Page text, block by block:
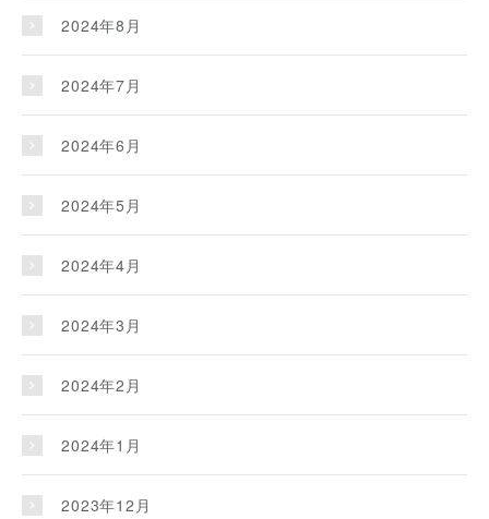
2024年8月
2024年7月
2024年6月
2024年5月
2024年4月
2024年3月
2024年2月
2024年1月
2023年12月